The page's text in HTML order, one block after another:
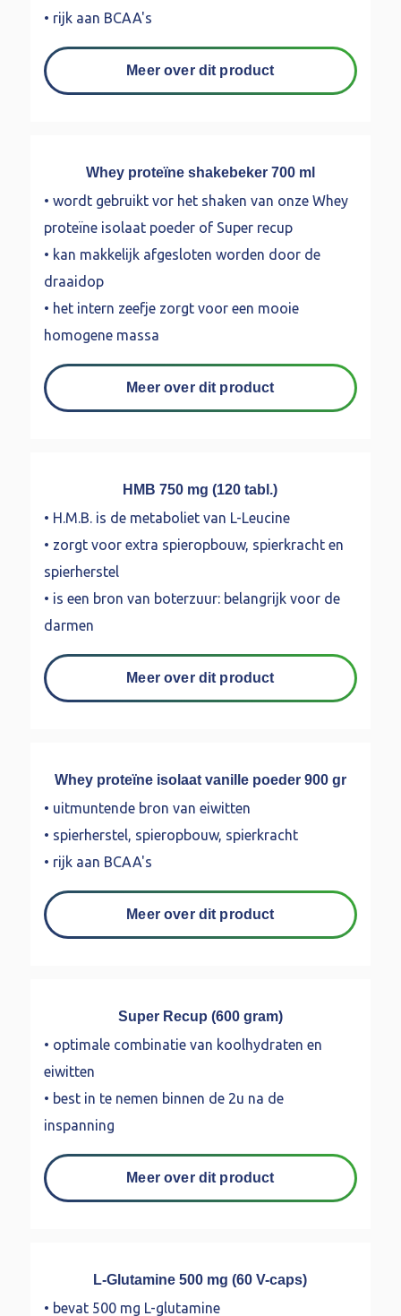
• rijk aan BCAA's
Meer over dit product
Whey proteïne shakebeker 700 ml
• wordt gebruikt vor het shaken van onze Whey
proteïne isolaat poeder of Super recup
• kan makkelijk afgesloten worden door de
draaidop
• het intern zeefje zorgt voor een mooie
homogene massa
Meer over dit product
HMB 750 mg (120 tabl.)
• H.M.B. is de metaboliet van L-Leucine
• zorgt voor extra spieropbouw, spierkracht en
spierherstel
• is een bron van boterzuur: belangrijk voor de
darmen
Meer over dit product
Whey proteïne isolaat vanille poeder 900 gr
• uitmuntende bron van eiwitten
• spierherstel, spieropbouw, spierkracht
• rijk aan BCAA's
Meer over dit product
Super Recup (600 gram)
• optimale combinatie van koolhydraten en
eiwitten
• best in te nemen binnen de 2u na de
inspanning
Meer over dit product
L-Glutamine 500 mg (60 V-caps)
• bevat 500 mg L-glutamine